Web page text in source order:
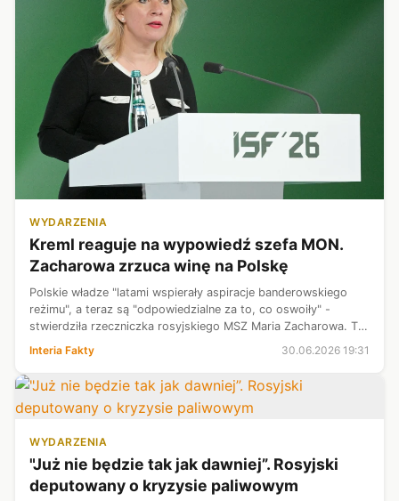
WYDARZENIA
Kreml reaguje na wypowiedź szefa MON.
Zacharowa zrzuca winę na Polskę
Polskie władze "latami wspierały aspiracje banderowskiego
reżimu", a teraz są "odpowiedzialne za to, co oswoiły" -
stwierdziła rzeczniczka rosyjskiego MSZ Maria Zacharowa. To
reakcja rosyjskiej propagandy na słowa Władysława Kosiniaka-
Kamysza, które ...
Interia Fakty 30.06.2026 19:31
WYDARZENIA
"Już nie będzie tak jak dawniej”. Rosyjski
deputowany o kryzysie paliwowym